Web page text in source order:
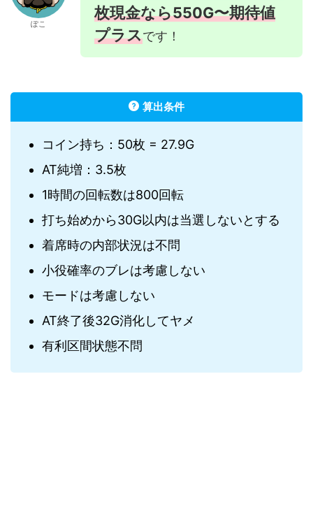
ぽこ
枚現金なら550G〜期待値
プラスです！
算出条件
コイン持ち：50枚 = 27.9G
AT純増：3.5枚
1時間の回転数は800回転
打ち始めから30G以内は当選しないとする
着席時の内部状況は不問
小役確率のブレは考慮しない
モードは考慮しない
AT終了後32G消化してヤメ
有利区間状態不問